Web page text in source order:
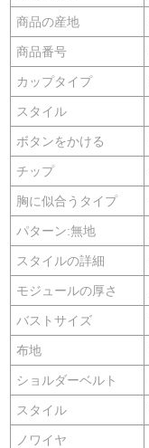
商品の産地
商品番号
カップタイプ
スタイル
ボタンをかける
チップ
胸に似合うタイプ
パターン:無地
スタイルの詳細
モジュールの厚さ
バストサイズ
布地
ショルダーベルト
スタイル
ノワイヤ